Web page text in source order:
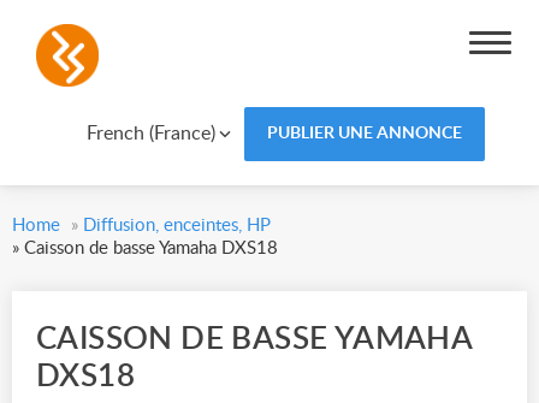
French (France) PUBLIER UNE ANNONCE
Home » Diffusion, enceintes, HP
» Caisson de basse Yamaha DXS18
CAISSON DE BASSE YAMAHA
DXS18